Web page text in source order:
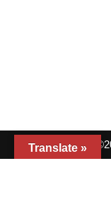
Copyright
Translate »